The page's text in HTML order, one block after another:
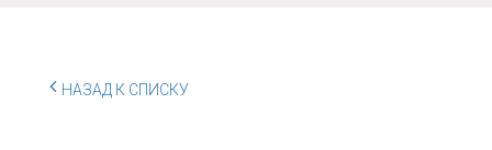
НАЗАД К СПИСКУ